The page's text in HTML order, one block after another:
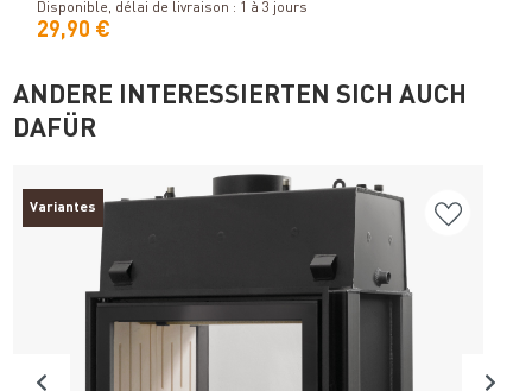
Disponible, délai de livraison : 1 à 3 jours
29,90 €
ANDERE INTERESSIERTEN SICH AUCH
DAFÜR
Variantes